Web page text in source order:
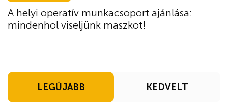
A helyi operatív munkacsoport ajánlása:
mindenhol viseljünk maszkot!
LEGÚJABB KEDVELT